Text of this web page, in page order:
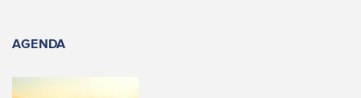
AGENDA